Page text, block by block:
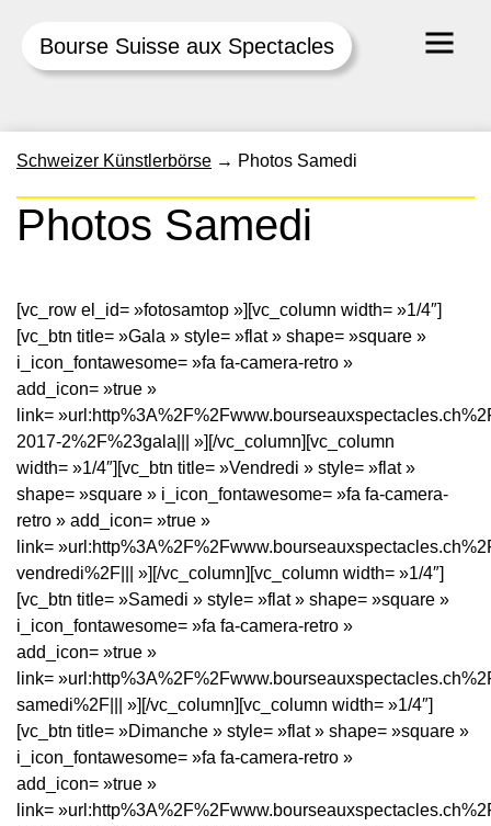
Bourse Suisse aux Spectacles
content
Schweizer Künstlerbörse → Photos Samedi
Photos Samedi
[vc_row el_id= »fotosamtop »][vc_column width= »1/4″]
[vc_btn title= »Gala » style= »flat » shape= »square »
i_icon_fontawesome= »fa fa-camera-retro »
add_icon= »true »
link=
2017-2%2F%23gala||| »][/vc_column][vc_column
width= »1/4″][vc_btn title= »Vendredi » style= »flat »
shape= »square » i_icon_fontawesome= »fa fa-camera-
retro » add_icon= »true »
link=
vendredi%2F||| »][/vc_column][vc_column width= »1/4″]
[vc_btn title= »Samedi » style= »flat » shape= »square »
i_icon_fontawesome= »fa fa-camera-retro »
add_icon= »true »
link=
samedi%2F||| »][/vc_column][vc_column width= »1/4″]
[vc_btn title= »Dimanche » style= »flat » shape= »square »
i_icon_fontawesome= »fa fa-camera-retro »
add_icon= »true »
link=